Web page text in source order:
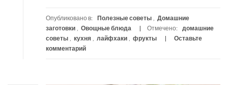
Опубликовано в: Полезные советы , Домашние
заготовки , Овощные блюда Отмечено:
домашние
советы , кухня , лайфхаки , фрукты
Оставьте
комментарий